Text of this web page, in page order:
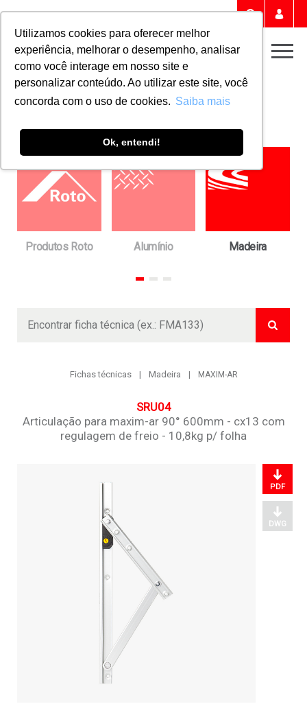
Utilizamos cookies para oferecer melhor
experiência, melhorar o desempenho, analisar
como você interage em nosso site e
personalizar conteúdo. Ao utilizar este site, você
concorda com o uso de cookies. Saiba mais
Ok, entendi!
BuscarPortal
FICHAS TÉCNICAS
Produtos Roto Alumínio Madeira
Buscar
Fichas técnicas Madeira MAXIM-AR
SRU04
Articulação para maxim-ar 90° 600mm - cx13 com
regulagem de freio - 10,8kg p/ folha
PDF
DWG